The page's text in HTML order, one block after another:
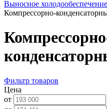
Выносное холодообеспечение
Компрессорно-
Фильтр товаров
Цена
от